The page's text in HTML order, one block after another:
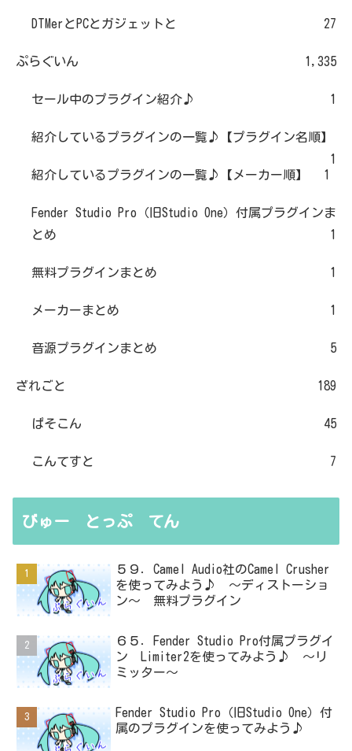
DTMerとPCとガジェットと 27
ぷらぐいん 1,335
セール中のプラグイン紹介♪ 1
紹介しているプラグインの一覧♪【プラグイン名順】
1
紹介しているプラグインの一覧♪【メーカー順】
1
Fender Studio Pro（旧Studio One）付属プラグインま
とめ
1
無料プラグインまとめ 1
メーカーまとめ 1
音源プラグインまとめ 5
ざれごと 189
ぱそこん 45
こんてすと 7
びゅー とっぷ てん
５９．Camel Audio社のCamel Crusher
を使ってみよう♪ ～ディストーショ
ン～ 無料プラグイン
６５．Fender Studio Pro付属プラグイ
ン Limiter2を使ってみよう♪ ～リ
ミッター～
Fender Studio Pro（旧Studio One）付
属のプラグインを使ってみよう♪